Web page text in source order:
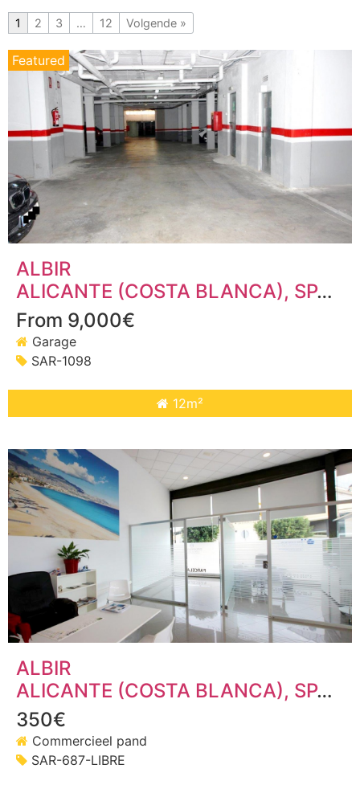
1 2 3 … 12 Volgende »
Featured
ALBIR
ALICANTE (COSTA BLANCA), SPANJE
From 9,000€
Garage
SAR-1098
12m²
ALBIR
ALICANTE (COSTA BLANCA), SPANJE
350€
Commercieel pand
SAR-687-LIBRE